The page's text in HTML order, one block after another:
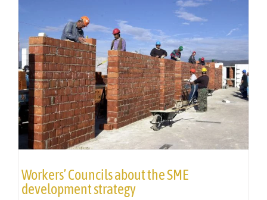
Workers’ Councils about the SME
development strategy